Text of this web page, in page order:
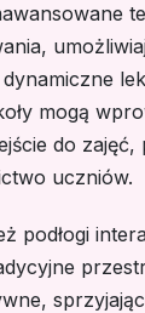
mogą
do zajęć,
uczniów.
podłogi